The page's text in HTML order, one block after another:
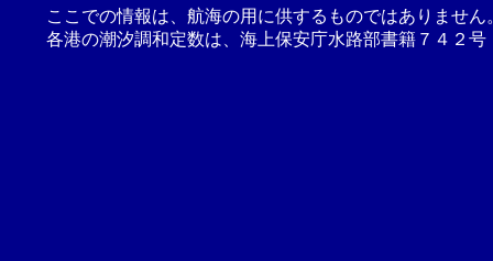
ここでの情報は、航海の用に供するものではありませ
各港の潮汐調和定数は、海上保安庁水路部書籍７４２